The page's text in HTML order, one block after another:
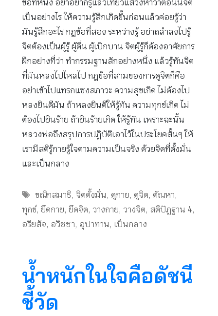
ข้อที่หนึ่ง อย่าอยากรู้แล้วเที่ยวแสวงหาว่าตอนนี้จิต
เป็นอย่างไร ให้ความรู้สึกเกิดขึ้นก่อนแล้วค่อยรู้ว่า
มันรู้สึกอะไร กฎข้อที่สอง ระหว่างรู้ อย่าถลำลงไปรู้
จิตต้องเป็นผู้รู้ ผู้ตื่น ผู้เบิกบาน จิตผู้รู้ก็ต้องอาศัยการ
ฝึกอย่างที่ว่า ทำกรรมฐานสักอย่างหนึ่ง แล้วรู้ทันจิต
ที่มันหลงไปไหลไป กฎข้อที่สามของการดูจิตก็คือ
อย่าเข้าไปแทรกแซงสภาวะ ความสุขเกิด ไม่ต้องไป
หลงยินดีมัน ถ้าหลงยินดีให้รู้ทัน ความทุกข์เกิด ไม่
ต้องไปยินร้าย ถ้ายินร้ายเกิด ให้รู้ทัน เพราะฉะนั้น
หลวงพ่อถึงสรุปการปฏิบัติเอาไว้ในประโยคสั้นๆ ให้
เรามีสติรู้กายรู้ใจตามความเป็นจริง ด้วยจิตที่ตั้งมั่น
และเป็นกลาง
Tags
ขณิกสมาธิ, จิตตั้งมั่น, ดูกาย, ดูจิต, ตัณหา,
ทุกข์, ยึดกาย, ยึดจิต, วางกาย, วางจิต, สติปัฏฐาน 4,
อริยสัจ, อวิชชา, อุปาทาน, เป็นกลาง
น้ำหนักในใจคือดัชนี
ชี้วัด